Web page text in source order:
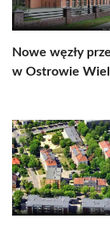
Nowe węzły
w Ostrowie